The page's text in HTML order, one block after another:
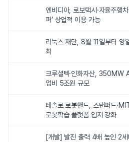
엔비디아, 로보택시·자율주행
퍼’ 상업적 이용 가능
리눅스 재단, 8월 11일부터 양
최
크루셜텍·인화자산, 350MW
업비 5조원 규모
테솔로 로봇핸드, 스탠퍼드
로봇학습 플랫폼 입지 강화
[개발] 발진 출력 4배 높인 2세